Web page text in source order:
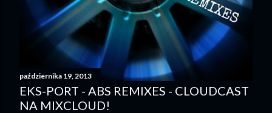
października 19, 2013
EKS-PORT - ABS REMIXES - CLOUDCAST
NA MIXCLOUD!